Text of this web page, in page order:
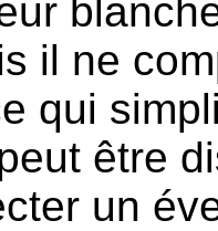
il ne
qui
être
un